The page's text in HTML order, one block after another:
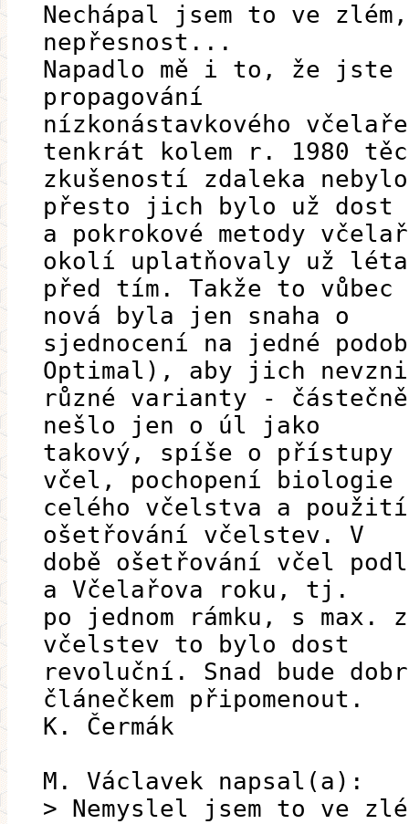
Nechápal jsem to ve
nepřesnost...
Napadlo mě i to, že jste
propagování
nízkonástavkového
tenkrát kolem r. 1980
zkušeností zdaleka
přesto jich bylo už dost
a pokrokové metody
okolí uplatňovaly už léta
před tím. Takže to vůbec
nová byla jen snaha o
sjednocení na jedné
Optimal), aby jich
různé varianty -
nešlo jen o úl jako
takový, spíše o přístupy
včel, pochopení biologie
celého včelstva a
ošetřování včelstev. V
době ošetřování včel
a Včelařova roku, tj.
po jednom rámku, s max.
včelstev to bylo dost
revoluční. Snad bude
článečkem připomenout.
K. Čermák
M. Václavek napsal(a):
> Nemyslel jsem to ve